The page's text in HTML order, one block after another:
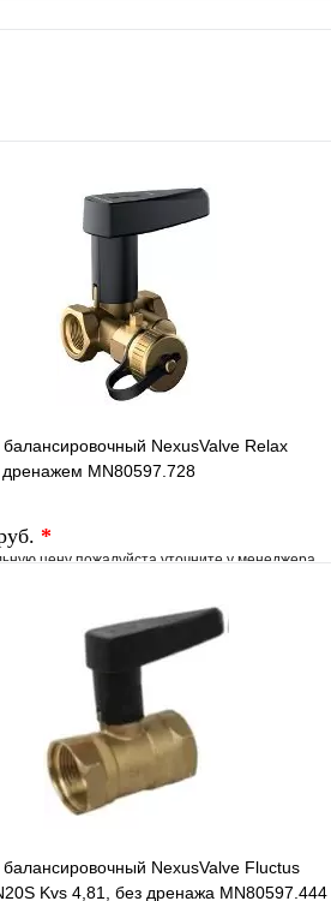
Сравнение
В корзину
NexusValve Relax
дренажем MN80597.728
*
цену пожалуйста уточните у менеджера
Под заказ
В корзину
NexusValve Fluctus
Kvs 4,81, без дренажа MN80597.444